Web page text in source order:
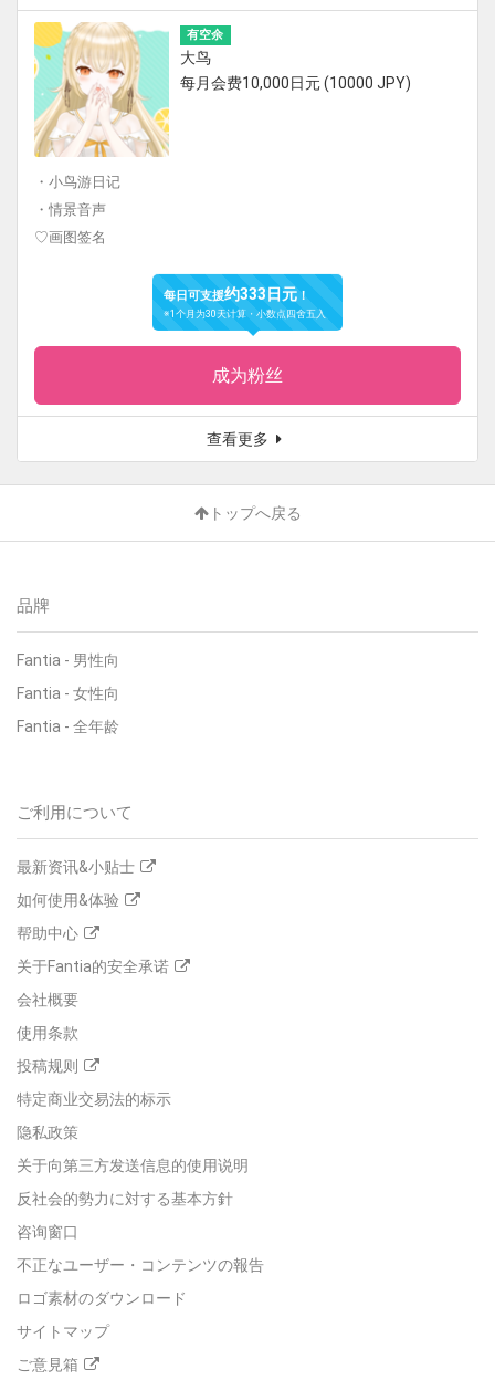
有空余
大鸟
每月会费10,000日元 (10000 JPY)
・小鸟游日记
・情景音声
♡画图签名
每日可支援约333日元 ！
※1个月为30天计算・小数点四舍五入
成为粉丝
查看更多
トップへ戻る
品牌
Fantia - 男性向
Fantia - 女性向
Fantia - 全年龄
ご利用について
最新资讯&小贴士
如何使用&体验
帮助中心
关于Fantia的安全承诺
会社概要
使用条款
投稿规则
特定商业交易法的标示
隐私政策
关于向第三方发送信息的使用说明
反社会的勢力に対する基本方針
咨询窗口
不正なユーザー・コンテンツの報告
ロゴ素材のダウンロード
サイトマップ
ご意見箱